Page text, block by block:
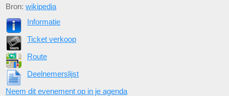
Bron: wikipedia
Informatie
Ticket verkoop
Route
Deelnemerslijst
Neem dit evenement op in je agenda